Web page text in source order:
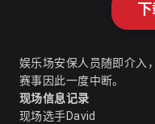
娱乐场安保人员随即介入
赛事因此一度中断。
现场信息记录
现场选手David